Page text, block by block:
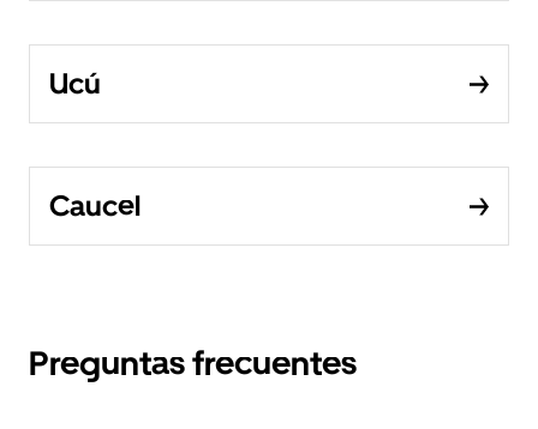
Ucú
Caucel
Preguntas frecuentes